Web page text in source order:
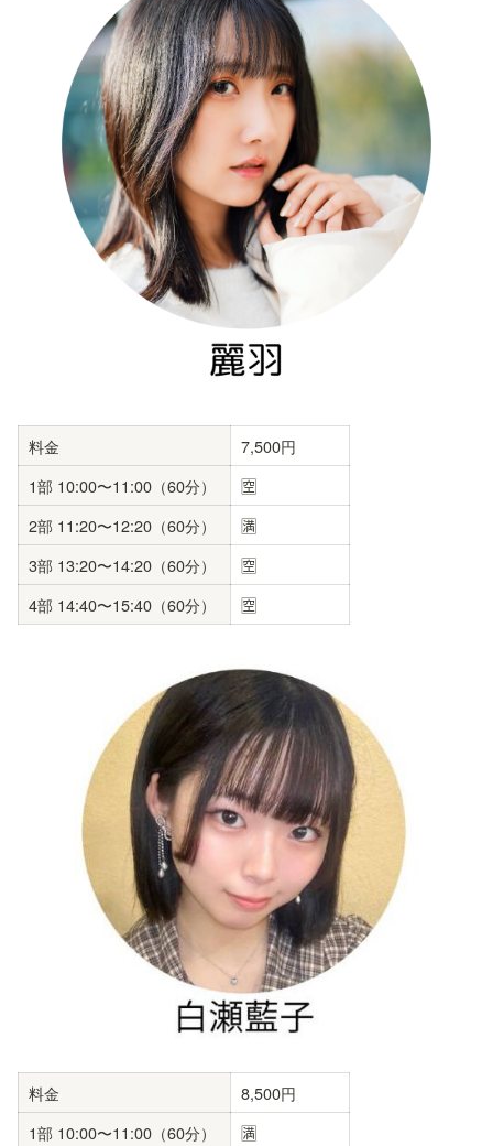
料金
7,500円
1部 10:00〜11:00（60分）
🈳
2部 11:20〜12:20（60分）
🈵
3部 13:20〜14:20（60分）
🈳
4部 14:40〜15:40（60分）
🈳
料金
8,500円
1部 10:00〜11:00（60分）
🈵